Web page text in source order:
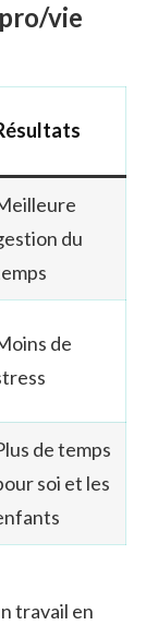
vie
du
de
de temps
soi et les
travail en